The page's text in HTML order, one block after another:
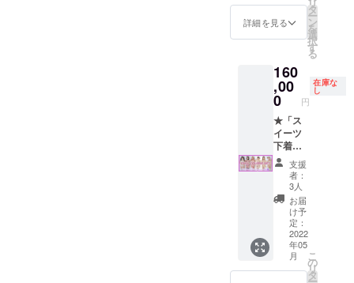
装本体
（TOPS
ツ） ・
チョコ
レート
チャー
ム1対
（左右
各1点）
・チョ
コレー
トハッ
ト １点
・ニー
ハイ＆
アーム
カバー
（左右1
点づ
ダクト
を欲し
い！と
プラン
です。
[セット
内容] ・
ショー
トケー
キビス
チェ衣
装本体
（TOPS
・ガー
ター・
ショー
ツ） ・
ストロ
ベリー
チャー
詳細を見る
リ
タ
ー
ン
を
選
択
す
る
160
,00
0 円
在庫な
し
★「ス
イーツ
下着フ
ルコー
ス」プ
ラン★
スイー
ツ下着
+ニーハ
イ全６
種+フル
アクセ
サリー
支援
者：
3人
お届
け予
定：
2022
年05
月
こ
の
リ
タ